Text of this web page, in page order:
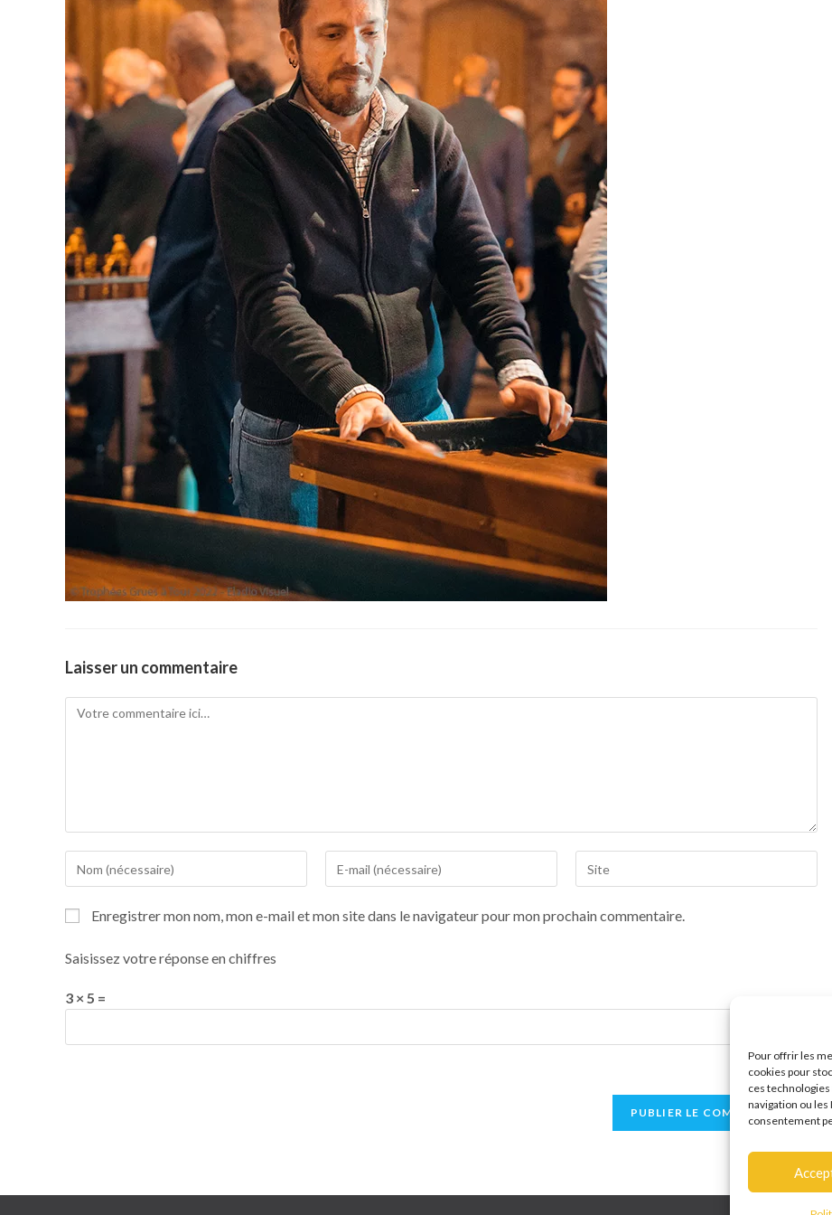
Pour offrir les
cookies pour
ces
navigation ou les
consentement
Laisser un commentaire
Enregistrer mon nom, mon e-mail et mon site dans le navigateur pour mon prochain commentaire.
Saisissez votre réponse en chiffres
3 × 5 =